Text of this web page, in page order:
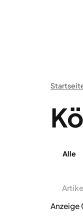
Alle
Anzeige